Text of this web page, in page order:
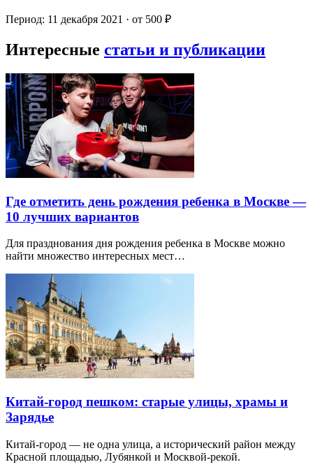
Период: 11 декабря 2021 · от 500 ₽
Интересные статьи и публикации
Где отметить день рождения ребенка в Москве —
10 лучших вариантов
Для празднования дня рождения ребенка в Москве можно
найти множество интересных мест…
Китай-город пешком: старые улицы, храмы и
Зарядье
Китай-город — не одна улица, а исторический район между
Красной площадью, Лубянкой и Москвой-рекой.